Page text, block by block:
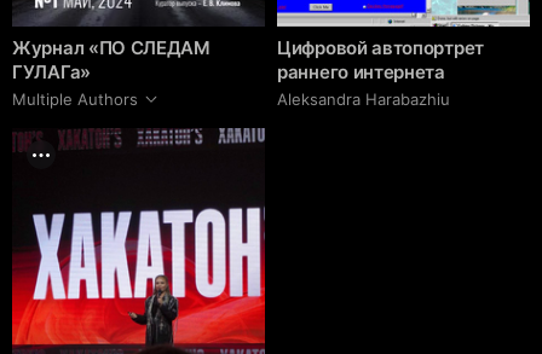
Журнал «ПО СЛЕДАМ
ГУЛАГа»
Multiple Authors
Цифровой автопортрет
раннего интернета
Aleksandra Harabazhiu